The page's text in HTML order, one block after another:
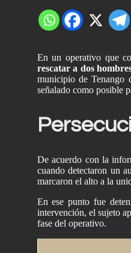
En un operativo que
rescatar a dos
municipio de
señalado como posible
De acuerdo con la
cuando detectaron un
marcaron el alto a la
En ese punto fue
intervención, el sujeto
fase del operativo.